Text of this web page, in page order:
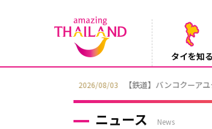
タイを知る
2026/08/03 【鉄道】バンコクーア
ニュース News